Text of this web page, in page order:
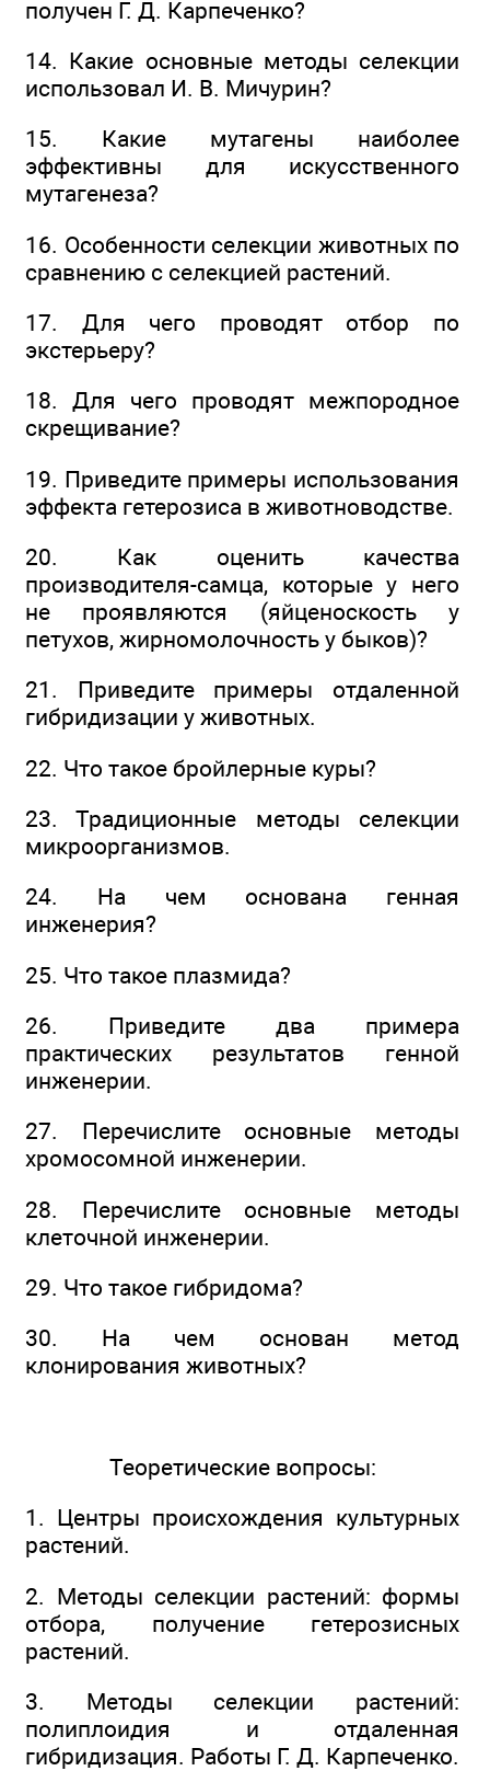
получен Г. Д. Карпеченко?
14. Какие основные методы селекции
использовал И. В. Мичурин?
15. Какие мутагены наиболее
эффективны для искусственного
мутагенеза?
16. Особенности селекции животных по
сравнению с селекцией растений.
17. Для чего проводят отбор по
экстерьеру?
18. Для чего проводят межпородное
скрещивание?
19. Приведите примеры использования
эффекта гетерозиса в животноводстве.
20. Как оценить качества
производителя-самца, которые у него
не проявляются (яйценоскость у
петухов, жирномолочность у быков)?
21. Приведите примеры отдаленной
гибридизации у животных.
22. Что такое бройлерные куры?
23. Традиционные методы селекции
микроорганизмов.
24. На чем основана генная
инженерия?
25. Что такое плазмида?
26. Приведите два примера
практических результатов генной
инженерии.
27. Перечислите основные методы
хромосомной инженерии.
28. Перечислите основные методы
клеточной инженерии.
29. Что такое гибридома?
30. На чем основан метод
клонирования животных?
Теоретические вопросы:
1. Центры происхождения культурных
растений.
2. Методы селекции растений: формы
отбора, получение гетерозисных
растений.
3. Методы селекции растений:
полиплоидия и отдаленная
гибридизация. Работы Г. Д. Карпеченко.